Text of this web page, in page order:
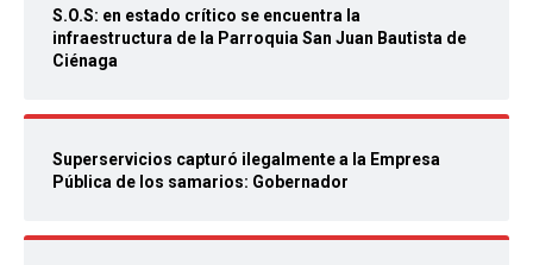
S.O.S: en estado crítico se encuentra la
infraestructura de la Parroquia San Juan Bautista de
Ciénaga
Superservicios capturó ilegalmente a la Empresa
Pública de los samarios: Gobernador